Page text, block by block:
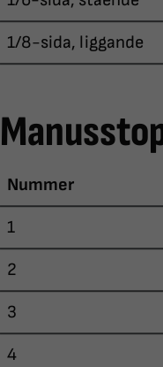
1/8-sida, liggande
Nummer
1
2
3
4